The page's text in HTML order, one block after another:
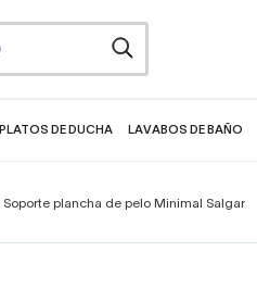
PLATOS DE DUCHA LAVABOS DE BAÑO
Soporte plancha de pelo Minimal Salgar